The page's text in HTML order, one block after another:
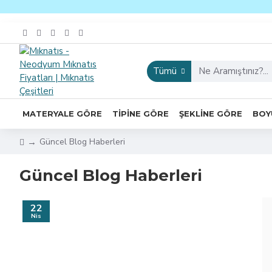
Tümü
MATERYALE GÖRE TIPINE GÖRE ŞEKLINE GÖRE
Güncel Blog Haberleri
Güncel Blog Haberleri
22
Nis